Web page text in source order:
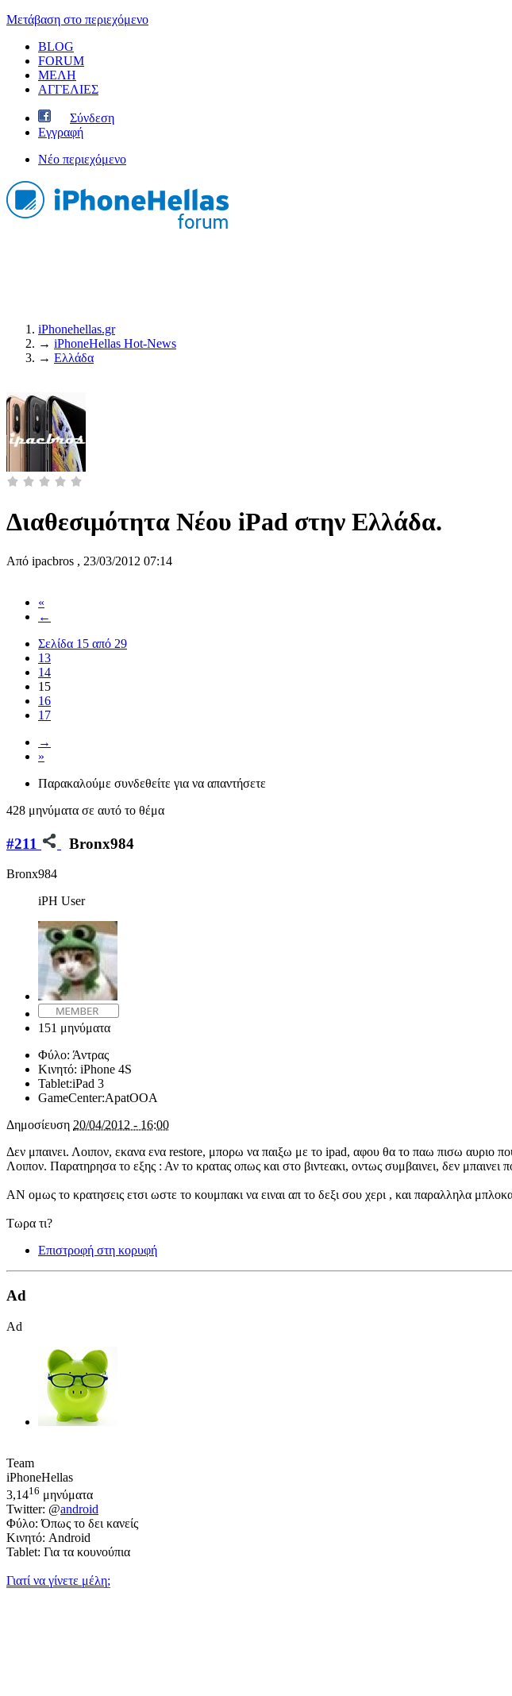
Μετάβαση στο περιεχόμενο
BLOG
FORUM
ΜΕΛΗ
ΑΓΓΕΛΙΕΣ
Σύνδεση
Εγγραφή
Νέο περιεχόμενο
iPhonehellas.gr
→ iPhoneHellas Ηot-News
→ Ελλάδα
Διαθεσιμότητα Νέου iPad στην Ελλάδα.
Από ipacbros , 23/03/2012 07:14
«
←
Σελίδα 15 από 29
13
14
15
16
17
→
»
Παρακαλούμε συνδεθείτε για να απαντήσετε
428 μηνύματα σε αυτό το θέμα
#211 Bronx984
Bronx984
iPH User
151 μηνύματα
Φύλο: Άντρας
Κινητό: iPhone 4S
Tablet:iPad 3
GameCenter:ApatOOA
Δημοσίευση 20/04/2012 - 16:00
Δεν μπαινει. Λοιπον, εκανα ενα restore, μπορω να παιξω με το ipad, αφου θα το παω πισω αυριο
Λοιπον. Παρατηρησα το εξης : Αν το κρατας οπως και στο βιντεακι, οντως συμβαινει, δεν μπαινει
ΑΝ ομως το κρατησεις ετσι ωστε το κουμπακι να ειναι απ το δεξι σου χερι , και παραλληλα
Τωρα τι?
Επιστροφή στη κορυφή
Ad
Ad
Team
iPhoneHellas
3,1416 μηνύματα
Twitter: @android
Φύλο: Όπως το δει κανείς
Κινητό: Android
Tablet: Για τα κουνούπια
Γιατί να γίνετε μέλη;